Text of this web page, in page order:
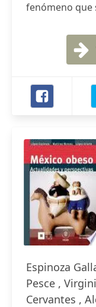
fenómeno que
Espinoza
Pesce ,
Cervantes ,